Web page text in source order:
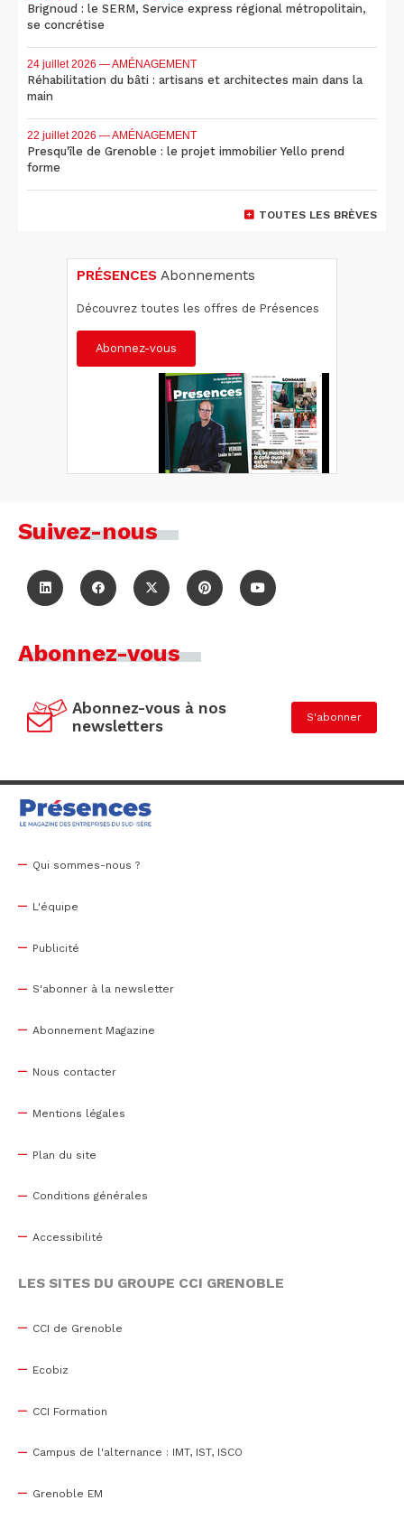
Brignoud : le SERM, Service express régional métropolitain,
se concrétise
24 juillet 2026 — AMÉNAGEMENT
Réhabilitation du bâti : artisans et architectes main dans la
main
22 juillet 2026 — AMÉNAGEMENT
Presqu'île de Grenoble : le projet immobilier Yello prend
forme
TOUTES LES BRÈVES
PRÉSENCES Abonnements
Découvrez toutes les offres de Présences
Abonnez-vous
Suivez-nous
Abonnez-vous
Abonnez-vous à nos
newsletters
S'abonner
Qui sommes-nous ?
L'équipe
Publicité
S'abonner à la newsletter
Abonnement Magazine
Nous contacter
Mentions légales
Plan du site
Conditions générales
Accessibilité
LES SITES DU GROUPE CCI GRENOBLE
CCI de Grenoble
Ecobiz
CCI Formation
Campus de l'alternance : IMT, IST, ISCO
Grenoble EM